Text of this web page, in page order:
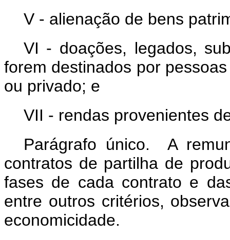
V - alienação de bens
VI - doações, legados,
forem destinados por
ou privado; e
VII - rendas provenientes
Parágrafo único. A
contratos de partilha de
fases de cada contrato e
entre outros critérios,
economicidade.